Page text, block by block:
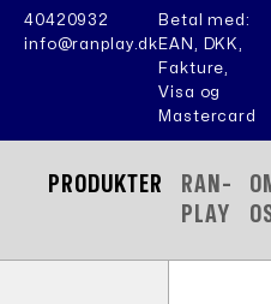
40420932
info@ranplay.dk
Betal med:
EAN, DKK,
Fakture,
Visa og
Mastercard
PRODUKTER
RAN-
PLAY